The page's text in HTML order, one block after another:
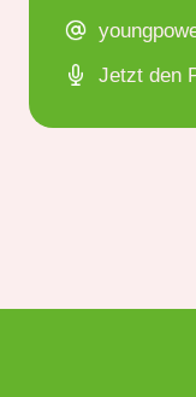
Jetzt den